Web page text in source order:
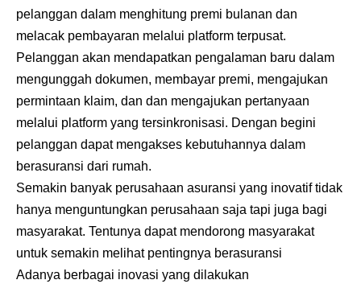
pelanggan dalam menghitung premi bulanan dan
melacak pembayaran melalui platform terpusat.
Pelanggan akan mendapatkan pengalaman baru dalam
mengunggah dokumen, membayar premi, mengajukan
permintaan klaim, dan dan mengajukan pertanyaan
melalui platform yang tersinkronisasi. Dengan begini
pelanggan dapat mengakses kebutuhannya dalam
berasuransi dari rumah.
Semakin banyak perusahaan asuransi yang inovatif tidak
hanya menguntungkan perusahaan saja tapi juga bagi
masyarakat. Tentunya dapat mendorong masyarakat
untuk semakin melihat pentingnya berasuransi
Adanya berbagai inovasi yang dilakukan